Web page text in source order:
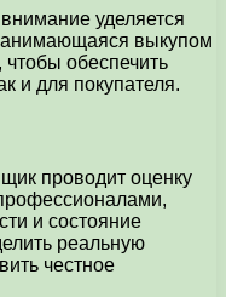
уделяется
выкупом
обеспечить
и для покупателя.
проводит оценку
и состояние
реальную
честное